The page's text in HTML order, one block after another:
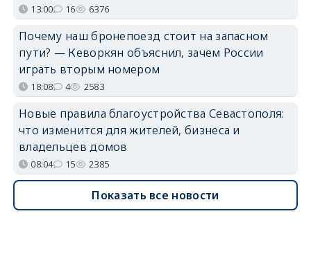
13:00 16 6376
Почему наш бронепоезд стоит на запасном
пути? — Кеворкян объяснил, зачем России
играть вторым номером
18:08 4 2583
Новые правила благоустройства Севастополя:
что изменится для жителей, бизнеса и
владельцев домов
08:04 15 2385
Показать все новости